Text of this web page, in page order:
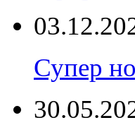
Супер